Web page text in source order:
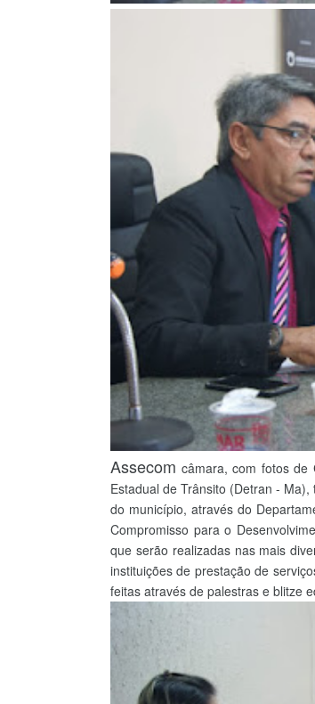
Assecom câmara, com fotos de
Estadual de Trânsito (Detran -
do município, através do
Compromisso para o
que serão realizadas nas mais
instituições de prestação de
feitas através de palestras e blitze